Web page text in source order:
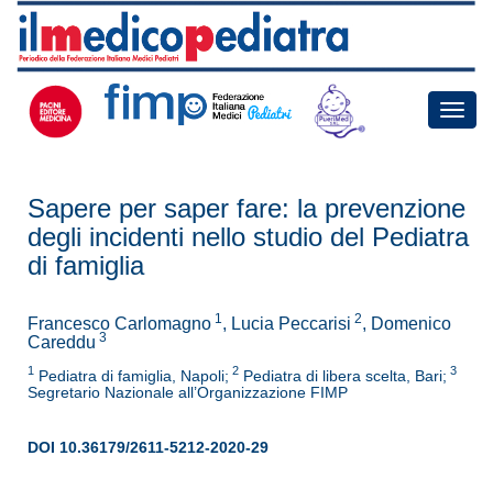
Toggle
Sapere per saper fare: la prevenzione
degli incidenti nello studio del Pediatra
di famiglia
Francesco Carlomagno 1 , Lucia Peccarisi 2, Domenico
Careddu 3
1 Pediatra di famiglia, Napoli; 2 Pediatra di libera scelta, Bari; 3
Segretario Nazionale all’Organizzazione FIMP
DOI 10.36179/2611-5212-2020-29